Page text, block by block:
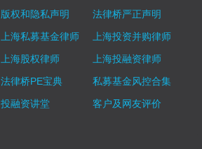
版权和隐私声明
法律桥严正声明
上海私募基金律师
上海投资并购律师
上海股权律师
上海投融资律师
法律桥PE宝典
私募基金风控合集
投融资讲堂
客户及网友评价